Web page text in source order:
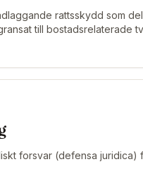
rattsskydd som
till bostadsrelaterade
forsvar (defensa